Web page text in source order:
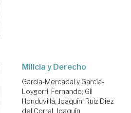
Milicia y Derecho
García-Mercadal y García-
Loygorri, Fernando; Gil
Honduvilla, Joaquín; Ruiz Diez
del Corral, Joaquín